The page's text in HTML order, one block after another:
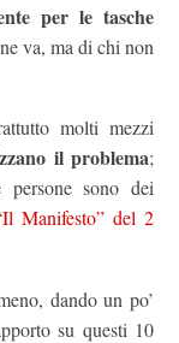
per le tasche
va, ma di chi non
molti mezzi
il problema;
persone sono dei
Manifesto” del 2
dando un po’
su questi 10